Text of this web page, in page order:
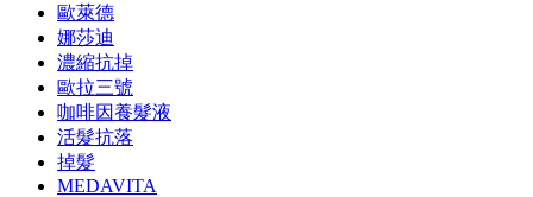
歐萊德
娜莎迪
濃縮抗掉
歐拉三號
咖啡因養髮液
活髮抗落
掉髮
MEDAVITA